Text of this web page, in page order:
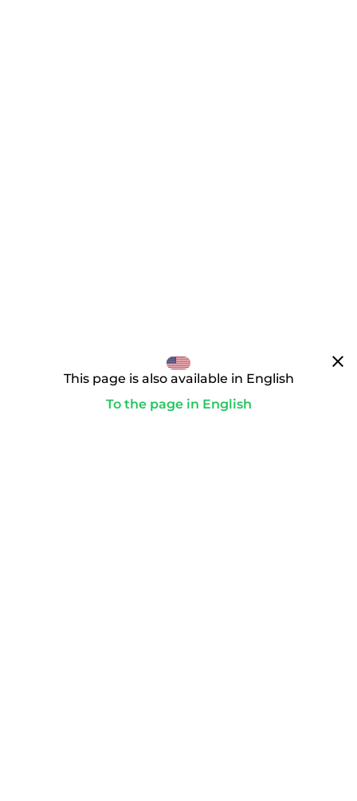
This page is also available in English
To the page in English
clear